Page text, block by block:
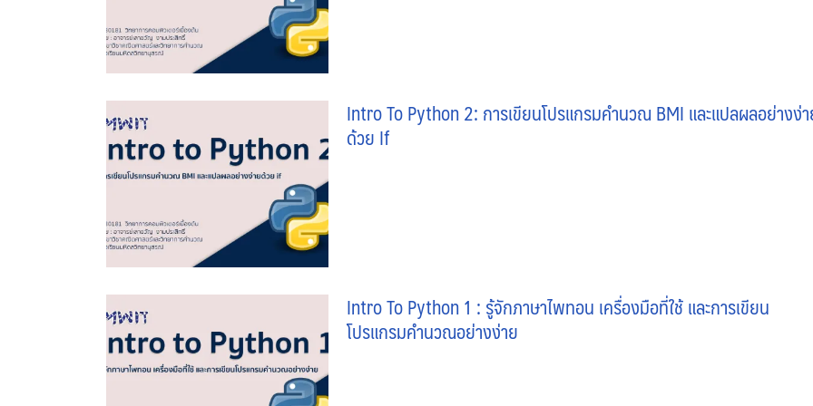
Intro To Python 2: การเขียนโปรแกรมคำนวณ BMI และแปลผลอย่างง่
ด้วย If
Intro To Python 1 : รู้จักภาษาไพทอน เครื่องมือที่ใช้ และการเขียน
โปรแกรมคำนวณอย่างง่าย